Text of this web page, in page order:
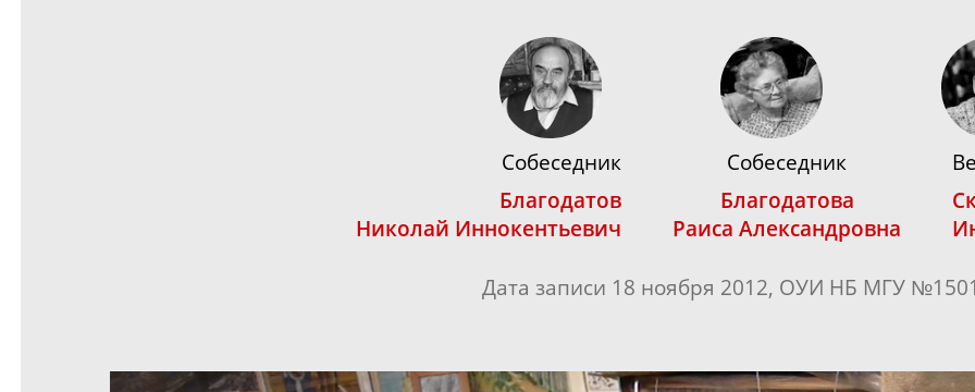
Собеседник
Благодатов
Николай Иннокентьевич
Собеседник
Благодатова
Раиса Александровна
Дата записи 18 ноября 2012, ОУИ НБ МГУ №1501